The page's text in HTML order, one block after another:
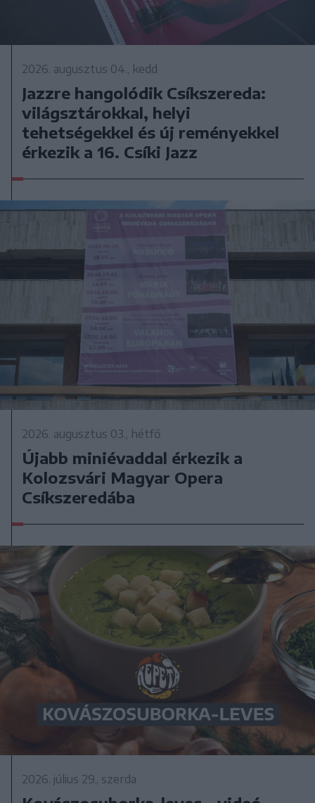
2026. augusztus 04., kedd
Jazzre hangolódik Csíkszereda:
világsztárokkal, helyi
tehetségekkel és új reményekkel
érkezik a 16. Csíki Jazz
2026. augusztus 03., hétfő
Újabb miniévaddal érkezik a
Kolozsvári Magyar Opera
Csíkszeredába
2026. július 29., szerda